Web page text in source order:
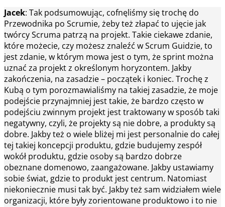
Jacek: Tak podsumowując, cofnęliśmy się trochę do
Przewodnika po Scrumie, żeby też złapać to ujęcie jak
twórcy Scruma patrzą na projekt. Takie ciekawe zdanie,
które możecie, czy możesz znaleźć w Scrum Guidzie, to
jest zdanie, w którym mowa jest o tym, że sprint można
uznać za projekt z określonym horyzontem. Jakby
zakończenia, na zasadzie – początek i koniec. Trochę z
Kubą o tym porozmawialiśmy na takiej zasadzie, że moje
podejście przynajmniej jest takie, że bardzo często w
podejściu zwinnym projekt jest traktowany w sposób taki
negatywny, czyli, że projekty są nie dobre, a produkty są
dobre. Jakby też o wiele bliżej mi jest personalnie do całej
tej takiej koncepcji produktu, gdzie budujemy zespół
wokół produktu, gdzie osoby są bardzo dobrze
obeznane domenowo, zaangażowane. Jakby ustawiamy
sobie świat, gdzie to produkt jest centrum. Natomiast
niekoniecznie musi tak być. Jakby też sam widziałem wiele
organizacji, które były zorientowane produktowo i to nie